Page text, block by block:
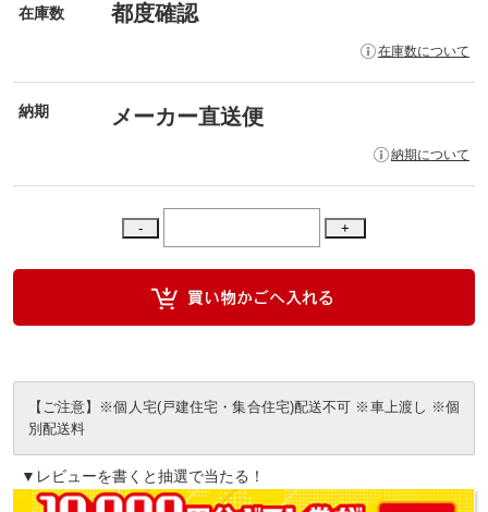
在庫数 都度確認
在庫数について
納期 メーカー直送便
納期について
【ご注意】※個人宅(戸建住宅・集合住宅)配送不可 ※車上渡し ※個
別配送料
▼レビューを書くと抽選で当たる！